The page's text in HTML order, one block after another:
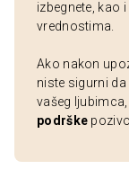
izbegnete, kao
vrednostima.
Ako nakon
niste sigurni
vašeg
podrške